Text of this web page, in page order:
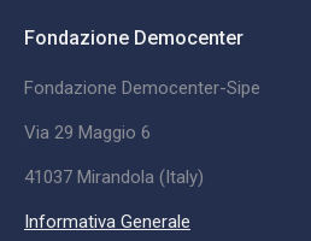
Fondazione Democenter
Fondazione Democenter-Sipe
Via 29 Maggio 6
41037 Mirandola (Italy)
Informativa Generale